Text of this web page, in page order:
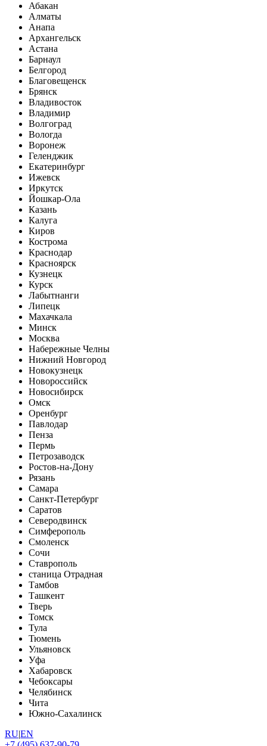
Абакан
Алматы
Анапа
Архангельск
Астана
Барнаул
Белгород
Благовещенск
Брянск
Владивосток
Владимир
Волгоград
Вологда
Воронеж
Геленджик
Екатеринбург
Ижевск
Иркутск
Йошкар-Ола
Казань
Калуга
Киров
Кострома
Краснодар
Красноярск
Кузнецк
Курск
Лабытнанги
Липецк
Махачкала
Минск
Москва
Набережные Челны
Нижний Новгород
Новокузнецк
Новороссийск
Новосибирск
Омск
Оренбург
Павлодар
Пенза
Пермь
Петрозаводск
Ростов-на-Дону
Рязань
Самара
Санкт-Петербург
Саратов
Северодвинск
Симферополь
Смоленск
Сочи
Ставрополь
станица Отрадная
Тамбов
Ташкент
Тверь
Томск
Тула
Тюмень
Ульяновск
Уфа
Хабаровск
Чебоксары
Челябинск
Чита
Южно-Сахалинск
RU|EN